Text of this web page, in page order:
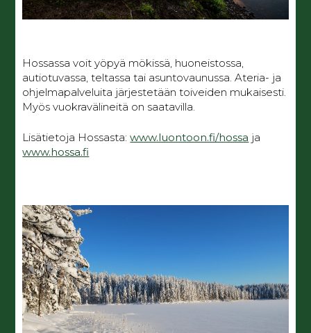
Hossassa voit yöpyä mökissä, huoneistossa,
autiotuvassa, teltassa tai asuntovaunussa. Ateria- ja
ohjelmapalveluita järjestetään toiveiden mukaisesti.
Myös vuokravälineitä on saatavilla.
Lisätietoja Hossasta:www.luontoon.fi/hossa ja
www.hossa.fi